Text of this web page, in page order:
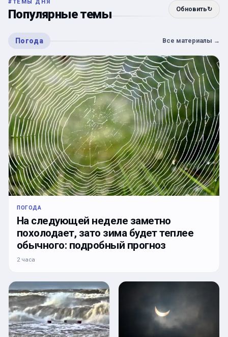
#ТЕМЫ ДНЯ
Популярные темы Обновить↻
Погода Все материалы →
ПОГОДА
На следующей неделе заметно
похолодает, зато зима будет теплее
обычного: подробный прогноз
2 часа